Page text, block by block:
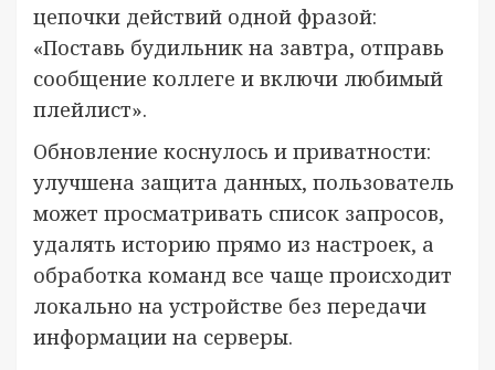
цепочки действий одной фразой:
«Поставь будильник на завтра, отправь
сообщение коллеге и включи любимый
плейлист».
Обновление коснулось и приватности:
улучшена защита данных, пользователь
может просматривать список запросов,
удалять историю прямо из настроек, а
обработка команд все чаще происходит
локально на устройстве без передачи
информации на серверы.